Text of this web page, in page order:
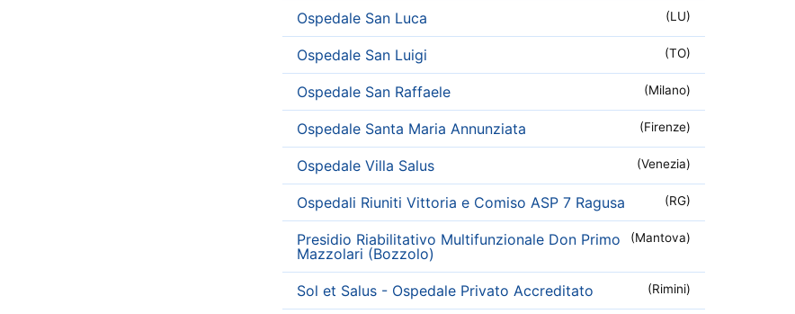
Ospedale San Luca (LU)
Ospedale San Luigi (TO)
Ospedale San Raffaele (Milano)
Ospedale Santa Maria Annunziata (Firenze)
Ospedale Villa Salus (Venezia)
Ospedali Riuniti Vittoria e Comiso ASP 7 Ragusa (RG)
Presidio Riabilitativo Multifunzionale Don Primo
Mazzolari (Bozzolo)
(Mantova)
Sol et Salus - Ospedale Privato Accreditato (Rimini)